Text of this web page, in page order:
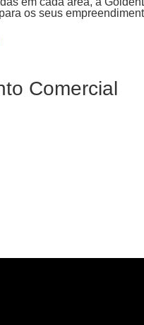
os seus
Comercial